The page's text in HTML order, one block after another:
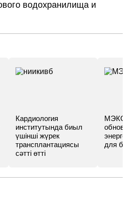
водохранилища и
Кардиология
институтында биыл
үшінші жүрек
трансплантациясы
сәтті өтті
МЭКС -
для